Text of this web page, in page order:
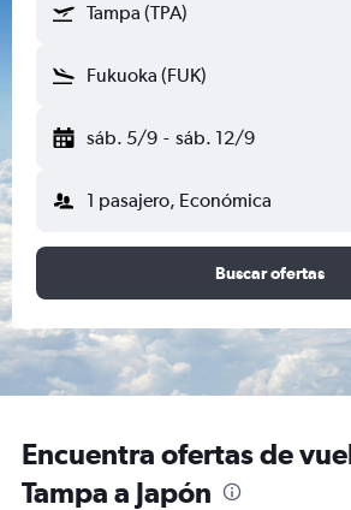
Tampa (TPA)
Fukuoka (FUK)
sáb. 5/9 - sáb. 12/9
1 pasajero, Económica
Buscar ofertas
Encuentra ofertas de
Tampa a Japón